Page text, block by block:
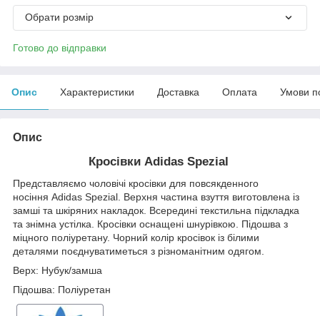
Обрати розмір
Готово до відправки
Опис Характеристики Доставка Оплата Умови
Опис
Кросівки Adidas Spezial
Представляємо чоловічі кросівки для повсякденного
носіння Adidas Spezial. Верхня частина взуття виготовлена із
замші та шкіряних накладок. Всередині текстильна підкладка
та знімна устілка. Кросівки оснащені шнурівкою. Підошва з
міцного поліуретану. Чорний колір кросівок із білими
деталями поєднуватиметься з різноманітним одягом.
Верх: Нубук/замша
Підошва: Поліуретан